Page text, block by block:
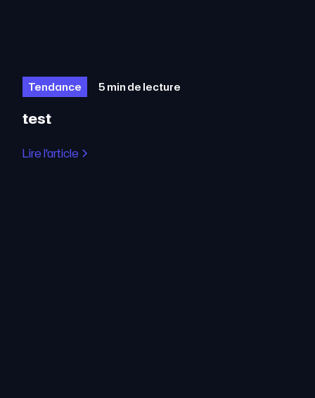
Tendance 5 min de lecture
test
Lire l'article